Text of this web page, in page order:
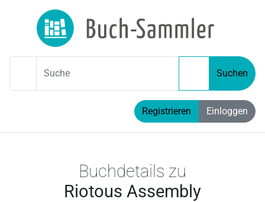
Suche Suchen
Registrieren Einloggen
Buchdetails zu
Riotous Assembly